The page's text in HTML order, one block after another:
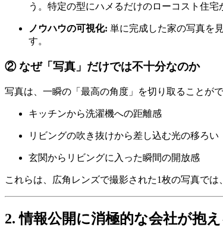
う。特定の型にハメるだけのローコスト住
ノウハウの可視化: 単に完成した家の写真を
す。
② なぜ「写真」だけでは不十分なのか
写真は、一瞬の「最高の角度」を切り取ることが
キッチンから洗濯機への距離感
リビングの吹き抜けから差し込む光の移ろい
玄関からリビングに入った瞬間の開放感
これらは、広角レンズで撮影された1枚の写真で
2. 情報公開に消極的な会社が抱